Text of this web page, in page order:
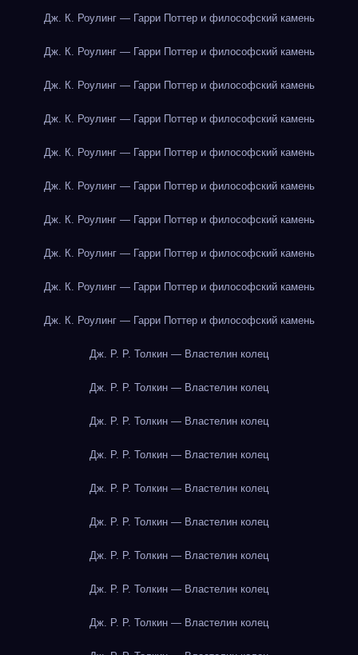
Дж. К. Роулинг — Гарри Поттер и философский камень
Дж. К. Роулинг — Гарри Поттер и философский камень
Дж. К. Роулинг — Гарри Поттер и философский камень
Дж. К. Роулинг — Гарри Поттер и философский камень
Дж. К. Роулинг — Гарри Поттер и философский камень
Дж. К. Роулинг — Гарри Поттер и философский камень
Дж. К. Роулинг — Гарри Поттер и философский камень
Дж. К. Роулинг — Гарри Поттер и философский камень
Дж. К. Роулинг — Гарри Поттер и философский камень
Дж. К. Роулинг — Гарри Поттер и философский камень
Дж. Р. Р. Толкин — Властелин колец
Дж. Р. Р. Толкин — Властелин колец
Дж. Р. Р. Толкин — Властелин колец
Дж. Р. Р. Толкин — Властелин колец
Дж. Р. Р. Толкин — Властелин колец
Дж. Р. Р. Толкин — Властелин колец
Дж. Р. Р. Толкин — Властелин колец
Дж. Р. Р. Толкин — Властелин колец
Дж. Р. Р. Толкин — Властелин колец